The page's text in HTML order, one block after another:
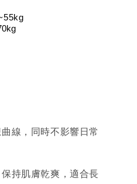
線，同時不影響日常
持肌膚乾爽，適合長